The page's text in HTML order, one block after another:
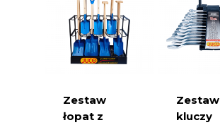
Zestaw
łopat z
Zestaw
kluczy